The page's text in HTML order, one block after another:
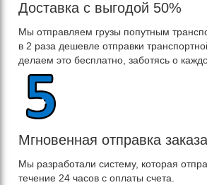
Доставка с выгодой 50%
Мы отправляем грузы попутным
в 2 раза дешевле отправки
делаем это бесплатно, заботясь о
Мгновенная отправка заказа
Мы разработали систему, которая
течение 24 часов с оплаты счета.